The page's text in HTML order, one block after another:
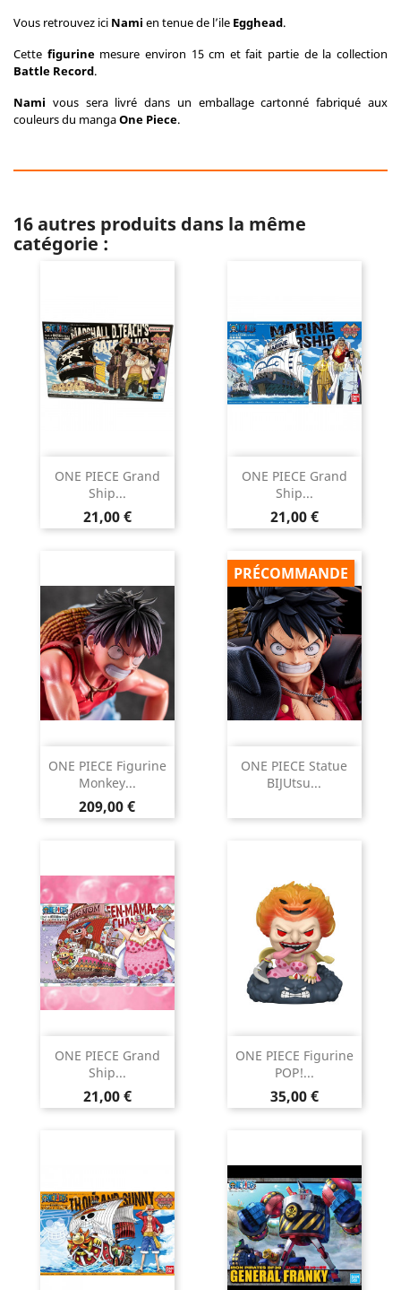
Vous retrouvez ici Nami en tenue de l’ile Egghead.
Cette figurinemesure environ 15 cm et fait partie de la collection
Battle Record.
Nami vous sera livré dans un emballage cartonné fabriqué aux
couleurs du mangaOne Piece.
16 autres produits dans la même
catégorie :
ONE PIECE Grand
Ship...
Prix
21,00 €
ONE PIECE Grand
Ship...
Prix
21,00 €
ONE PIECE Figurine
Monkey...
Prix
209,00 €
ONE PIECE Statue
BIJUtsu...
PRÉCOMMANDE
ONE PIECE Grand
Ship...
Prix
21,00 €
ONE PIECE Figurine
POP!...
Prix
35,00 €